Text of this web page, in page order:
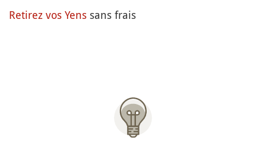
Retirez vos Yens sans frais